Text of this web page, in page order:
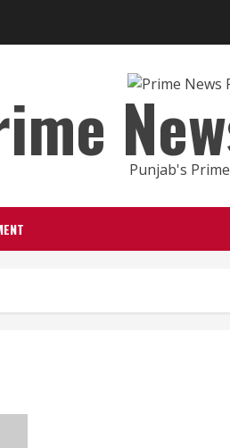
Punjab's